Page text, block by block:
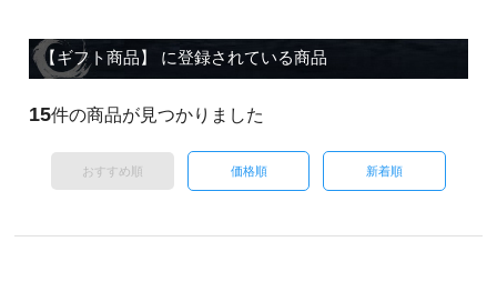
【ギフト商品】 に登録されている商品
15件の商品が見つかりました
おすすめ順 価格順 新着順